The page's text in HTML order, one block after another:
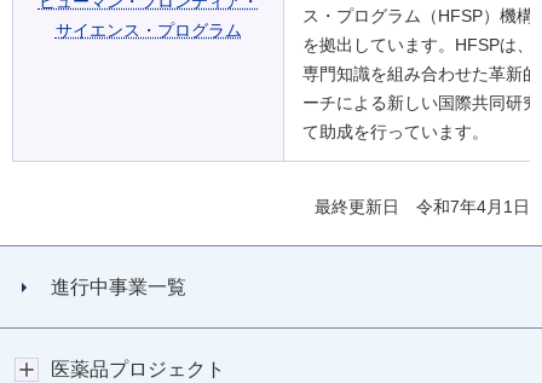
サイエンス・プログラム
ス・プログラム（HFSP）機構
を拠出しています。HFSPは、
専門知識を組み合わせた革新
ーチによる新しい国際共同研
て助成を行っています。
最終更新日 令和7年4月1日
進行中事業一覧
医薬品プロジェクト